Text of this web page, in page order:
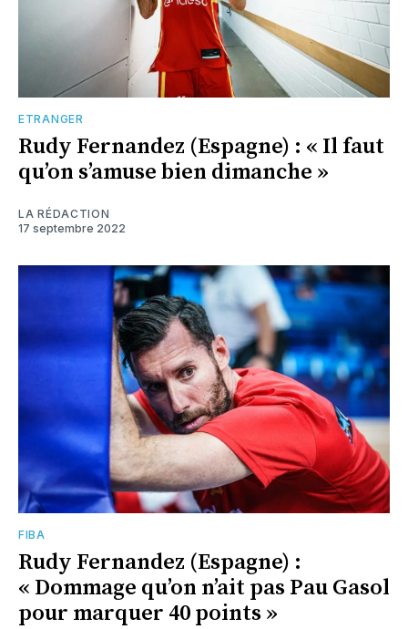
ETRANGER
Rudy Fernandez (Espagne) : « Il faut
qu’on s’amuse bien dimanche »
LA RÉDACTION
17 septembre 2022
FIBA
Rudy Fernandez (Espagne) :
« Dommage qu’on n’ait pas Pau Gasol
pour marquer 40 points »